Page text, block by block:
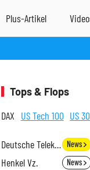
Tops & Flops
DAX US Tech 100 US 30
Deutsche Telekom News
Henkel Vz. News